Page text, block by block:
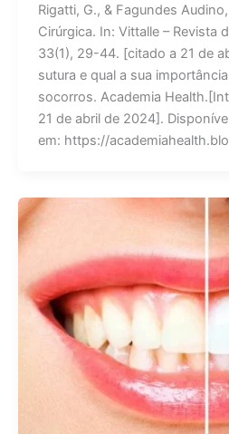
Rigatti, G., & Fagundes
Cirúrgica. In: Vittalle – Revista
33(1), 29-44. [citado a 21 de
sutura e qual a sua
socorros. Academia
21 de abril de 2024].
em: https://